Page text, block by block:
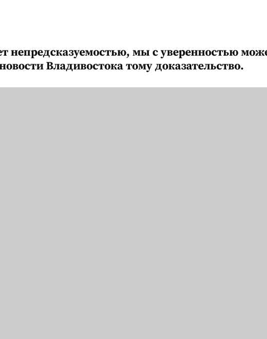
непредсказуемостью, мы с уверенностью
Владивостока тому доказательство.